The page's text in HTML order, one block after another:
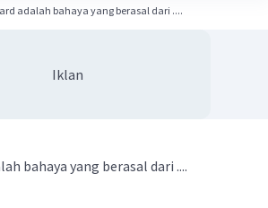
adalah bahaya yang berasal dari ....
Iklan
bahaya yang berasal dari ....